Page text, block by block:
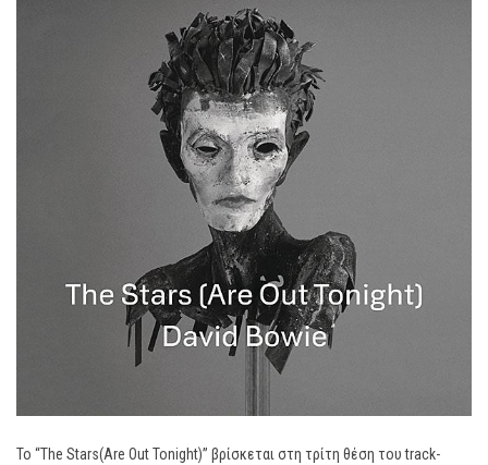
Το “The Stars(Are Out Tonight)” βρίσκεται στη τρίτη θέση του track-